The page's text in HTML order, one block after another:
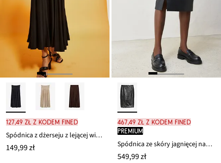
127,49 zł z kodem FINED
Spódnica z dżerseju z lejącej wiskozy
149,99 zł
467,49 zł z kodem FINED
PREMIUM
Spódnica ze skóry jagnięcej nappa
549,99 zł